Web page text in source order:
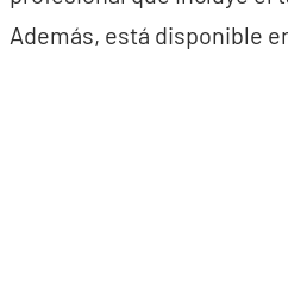
Además, está disponible